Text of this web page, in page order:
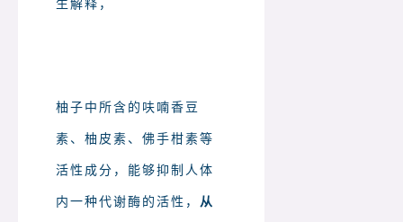
生解释，
柚子中所含的呋喃香豆
素、柚皮素、佛手柑素等
活性成分，能够抑制人体
内一种代谢酶的活性， 从